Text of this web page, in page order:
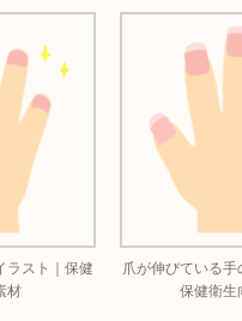
ラスト｜保健
材
爪が伸びている手
保健衛生